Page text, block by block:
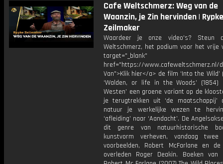
Cafe Weltschmerz: Weg van de
Waanzin, je Zin hervinden | Rypke
Zeilmaker
Waardeer je onze video's? Steun
Weltschmerz, het podium voor het vrije
target="_blank"
href="https://www.cafeweltschmerz.nl/
Van">Klik hier</a> de film ‘Into the
‘Walden, or life in the Woods’ (1854)
Westen’ een groene variant op de
je terugtrekken uit ‘de
natuur je werkelijke wezen te
‘afleiding’ naar ‘Aandacht’. De
dit genre van natuurhistorische
kunstvorm verheven, vandaag twee
voorbeelden, Robert McFarlane en
overleden Roger Deakin. Boeken van